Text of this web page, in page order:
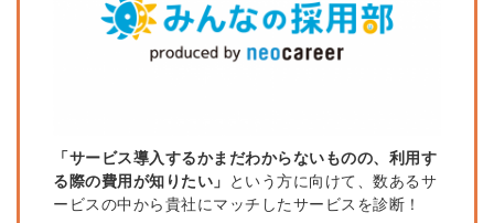
「サービス導入するかまだわからないものの、利用す
る際の費用が知りたい」
という方に向けて、 数あるサ
ービスの中から貴社にマッチしたサービスを診断！